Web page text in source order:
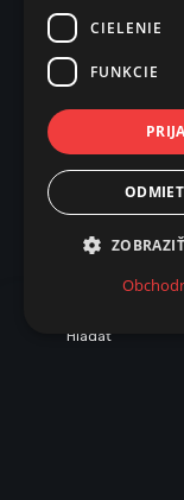
Hľadať
CIELENIE
FUNKCIE